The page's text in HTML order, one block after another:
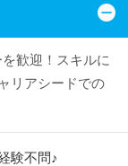
歓迎！スキルに
リアシードでの
験不問♪